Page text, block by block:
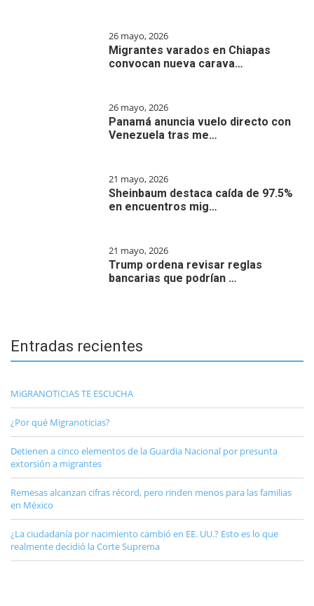
26 mayo, 2026
Migrantes varados en Chiapas
convocan nueva carava…
26 mayo, 2026
Panamá anuncia vuelo directo con
Venezuela tras me…
21 mayo, 2026
Sheinbaum destaca caída de 97.5%
en encuentros mig…
21 mayo, 2026
Trump ordena revisar reglas
bancarias que podrían …
Entradas recientes
MiGRANOTICIAS TE ESCUCHA
¿Por qué Migranoticias?
Detienen a cinco elementos de la Guardia Nacional por presunta
extorsión a migrantes
Remesas alcanzan cifras récord, pero rinden menos para las familias
en México
¿La ciudadanía por nacimiento cambió en EE. UU.? Esto es lo que
realmente decidió la Corte Suprema